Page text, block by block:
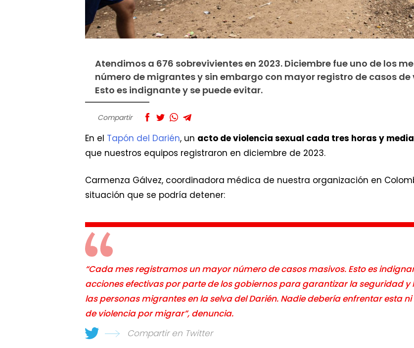
Atendimos a 676 sobrevivientes en 2023. Diciembre fue uno de los
número de migrantes y sin embargo con mayor registro de casos de
Esto es indignante y se puede evitar.
Compartir
En el Tapón del Darién, un acto de violencia sexual cada tres horas y
que nuestros equipos registraron en diciembre de 2023.
Carmenza Gálvez, coordinadora médica de nuestra organización en
situación que se podría detener:
“Cada mes registramos un mayor número de casos masivos. Esto es
acciones efectivas por parte de los gobiernos para garantizar la seguridad
las personas migrantes en la selva del Darién. Nadie debería enfrentar esta
de violencia por migrar”, denuncia.
Compartir en Twitter